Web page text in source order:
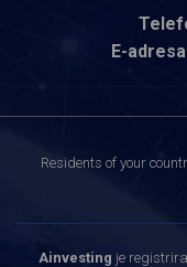
E-
Residents of your
Ainvesting je